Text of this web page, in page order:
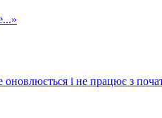
і не працює з